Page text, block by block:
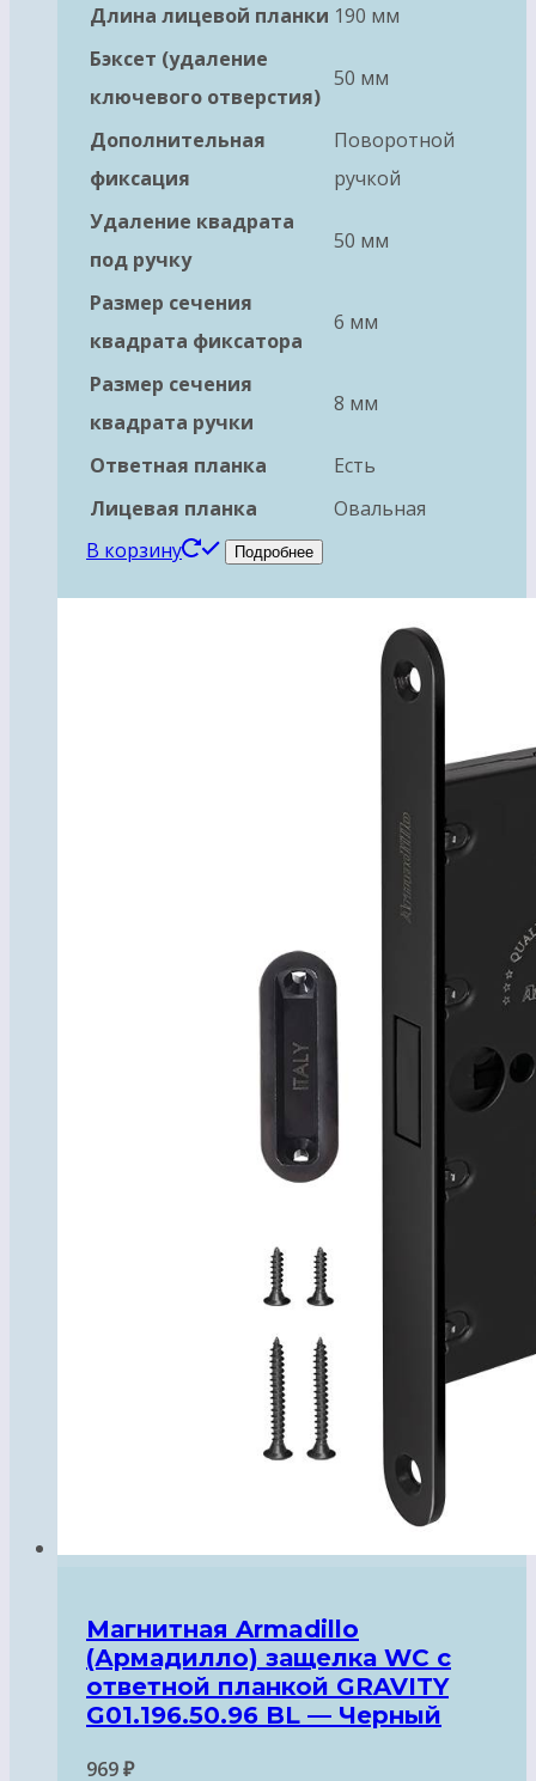
Длина лицевой планки 190 мм
Бэксет (удаление
ключевого отверстия)
50 мм
Дополнительная
фиксация
Поворотной
ручкой
Удаление квадрата
под ручку
50 мм
Размер сечения
квадрата фиксатора
6 мм
Размер сечения
квадрата ручки
8 мм
Ответная планка
Есть
Лицевая планка
Овальная
В корзину
Подробнее
Магнитная Armadillo
(Армадилло) защелка WC с
ответной планкой GRAVITY
G01.196.50.96 BL — Черный
969₽